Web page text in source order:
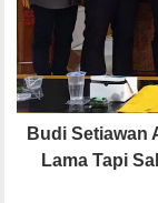
Budi Setiawan
Lama Tapi